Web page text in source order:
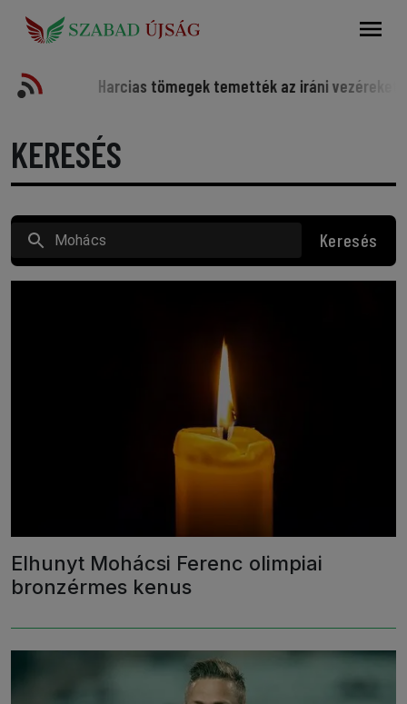
Harcias tömegek temették az iráni vezéreket
KERESÉS
Keresés
Elhunyt Mohácsi Ferenc olimpiai
bronzérmes kenus